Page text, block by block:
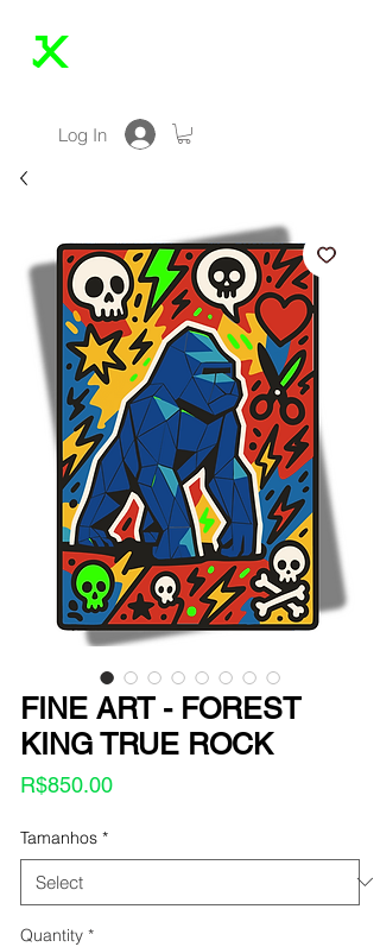
Log In
FINE ART - FOREST
KING TRUE ROCK
R$850.00Price
Tamanhos *
Quantity *